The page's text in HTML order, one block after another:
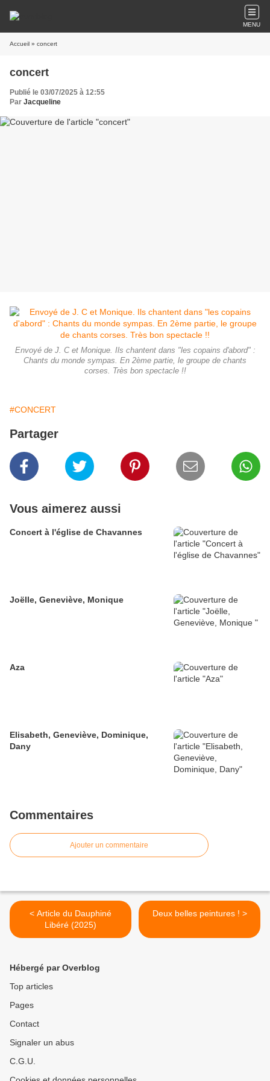
MENU
Accueil » concert
concert
Publié le 03/07/2025 à 12:55
Par Jacqueline
Envoyé de J. C et Monique. Ils chantent dans "les copains d'abord" :
Chants du monde sympas. En 2ème partie, le groupe de chants
corses. Très bon spectacle !!
#CONCERT
Partager
Vous aimerez aussi
Concert à l'église de Chavannes
Joëlle, Geneviève, Monique
Aza
Elisabeth, Geneviève, Dominique,
Dany
Commentaires
Ajouter un commentaire
< Article du Dauphiné
Libéré (2025)
Deux belles peintures ! >
Hébergé par Overblog
Top articles
Pages
Contact
Signaler un abus
C.G.U.